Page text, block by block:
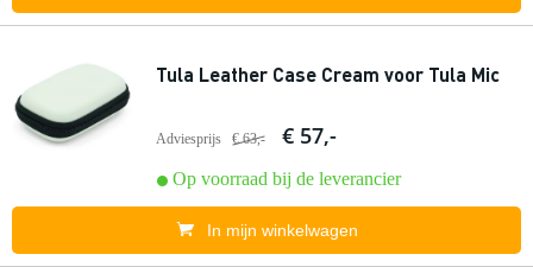
Tula Leather Case Cream voor Tula Mic
Adviesprijs € 63,- € 57,-
Op voorraad bij de leverancier
In mijn winkelwagen